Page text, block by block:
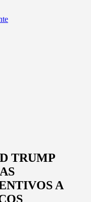
TRUMP
A